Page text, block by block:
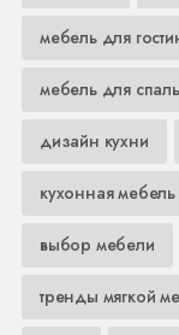
мебель для
мебель для
дизайн кухни
кухонная мебель
выбор мебели
тренды мягкой